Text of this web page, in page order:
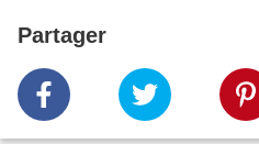
Partager